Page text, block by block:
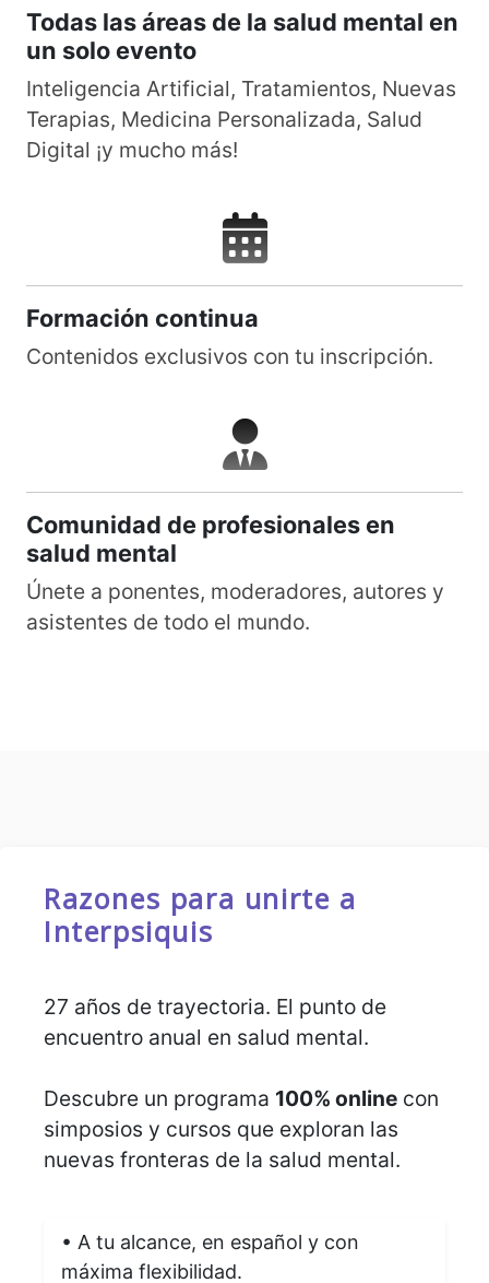
Todas las áreas de la salud mental en
un solo evento
Inteligencia Artificial, Tratamientos, Nuevas
Terapias, Medicina Personalizada, Salud
Digital ¡y mucho más!
Formación continua
Contenidos exclusivos con tu inscripción.
Comunidad de profesionales en
salud mental
Únete a ponentes, moderadores, autores y
asistentes de todo el mundo.
Razones para unirte a
Interpsiquis
27 años de trayectoria. El punto de
encuentro anual en salud mental.
Descubre un programa 100% online con
simposios y cursos que exploran las
nuevas fronteras de la salud mental.
• A tu alcance, en español y con
máxima flexibilidad.